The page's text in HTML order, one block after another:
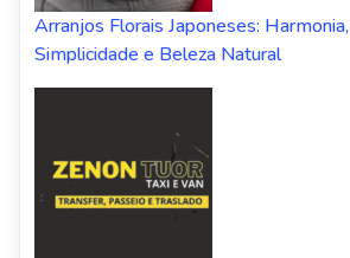
Arranjos Florais Japoneses: Harmonia,
Simplicidade e Beleza Natural